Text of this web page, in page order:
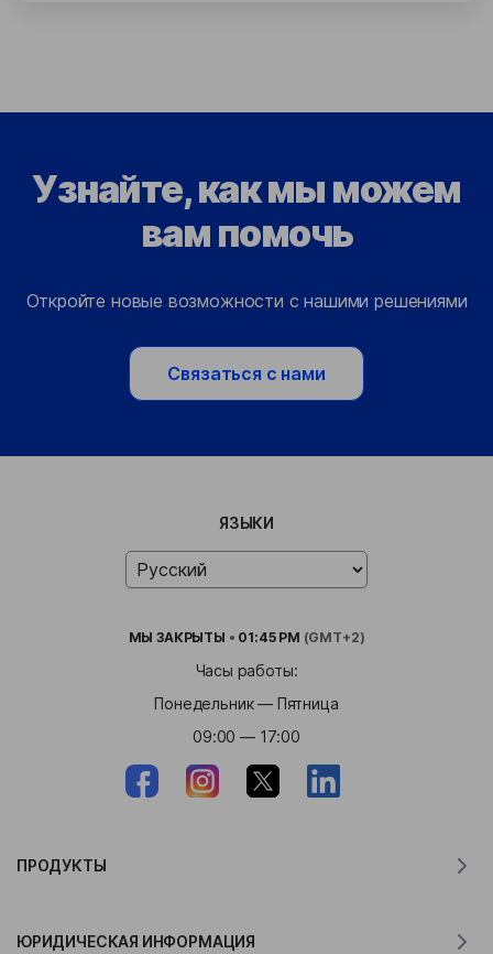
Узнайте, как мы можем
вам помочь
Откройте новые возможности с нашими решениями
Связаться с нами
ЯЗЫКИ
МЫЗАКРЫТЫ • 01:45 PM (GMT+2)
Часы работы:
Понедельник — Пятница
09:00 — 17:00
ПРОДУКТЫ
Переводчик для Windows
ЮРИДИЧЕСКАЯ ИНФОРМАЦИЯ